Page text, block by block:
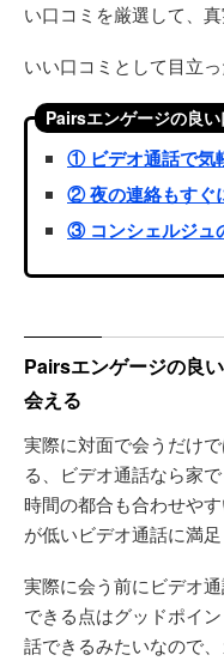
い口コミを厳選して、真
いい口コミとして目立っ
Pairsエンゲージの良い
① ビデオ通話で気
② 夜の連絡もすぐ
③ コンシェルジュ
Pairsエンゲージの良
会える
実際に対面で会うだけ
る、ビデオ通話なら家
時間の都合も合わせや
が低いビデオ通話に満
実際に会う前にビデオ
できる点はグッドポイ
話できるみたいなので